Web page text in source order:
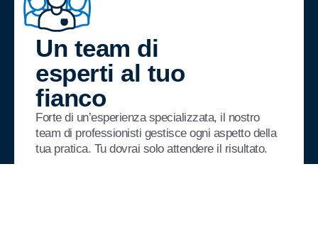
Un team di
esperti al tuo
fianco
Forte di un’esperienza specializzata, il nostro
team di professionisti gestisce ogni aspetto della
tua pratica. Tu dovrai solo attendere il risultato.